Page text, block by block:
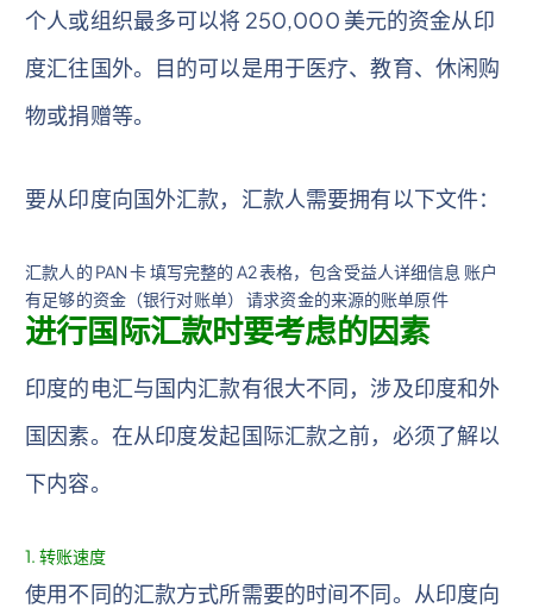
个人或组织最多可以将 250,000 美元的资金从印
度汇往国外。目的可以是用于医疗、教育、休闲购
物或捐赠等。
要从印度向国外汇款，汇款人需要拥有以下文件：
汇款人的 PAN 卡 填写完整的 A2 表格，包含受益人详细信息 账户
有足够的资金（银行对账单） 请求资金的来源的账单原件
进行国际汇款时要考虑的因素
印度的电汇与国内汇款有很大不同，涉及印度和外
国因素。在从印度发起国际汇款之前，必须了解以
下内容。
1. 转账速度
使用不同的汇款方式所需要的时间不同。从印度向